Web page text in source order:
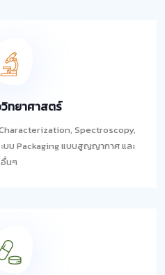
ทยาศาสตร์
Spectroscopy,
บบ Packaging แบบสูญญากาศ และ
อื่นๆ